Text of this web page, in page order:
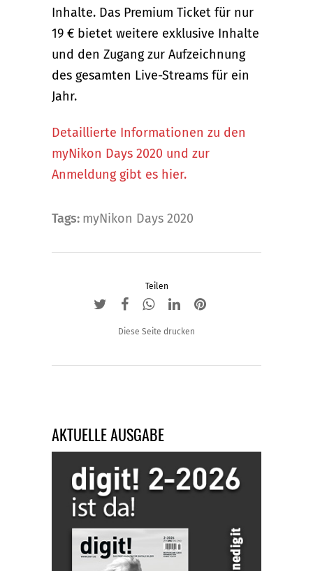
Inhalte. Das Premium Ticket für nur
19 € bietet weitere exklusive Inhalte
und den Zugang zur Aufzeichnung
des gesamten Live-Streams für ein
Jahr.
Detaillierte Informationen zu den
myNikon Days 2020 und zur
Anmeldung gibt es hier.
Tags: myNikon Days 2020
Teilen
Diese Seite drucken
AKTUELLE AUSGABE